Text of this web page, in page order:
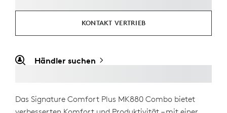
KONTAKT VERTRIEB
Händler suchen
Das Signature Comfort Plus MK880 Combo bietet